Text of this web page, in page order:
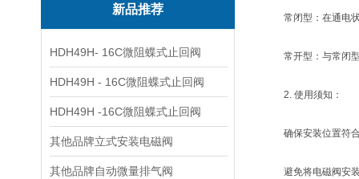
新品推荐
HDH49H- 16C微阻蝶式止回阀
HDH49H - 16C微阻蝶式止回阀
HDH49H -16C微阻蝶式止回阀
其他品牌立式安装电磁阀
其他品牌自动微量排气阀
常闭型：在通电状
常开型：与常闭型
2. 使用须知：
确保安装位置符合
避免将电磁阀安装